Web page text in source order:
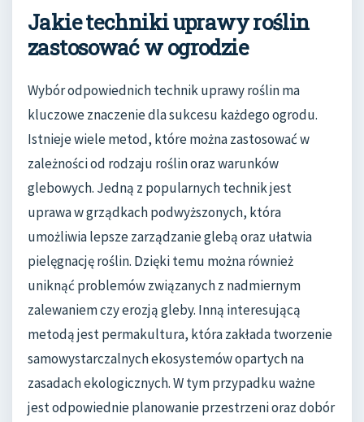
Jakie techniki uprawy roślin
zastosować w ogrodzie
Wybór odpowiednich technik uprawy roślin ma
kluczowe znaczenie dla sukcesu każdego ogrodu.
Istnieje wiele metod, które można zastosować w
zależności od rodzaju roślin oraz warunków
glebowych. Jedną z popularnych technik jest
uprawa w grządkach podwyższonych, która
umożliwia lepsze zarządzanie glebą oraz ułatwia
pielęgnację roślin. Dzięki temu można również
uniknąć problemów związanych z nadmiernym
zalewaniem czy erozją gleby. Inną interesującą
metodą jest permakultura, która zakłada tworzenie
samowystarczalnych ekosystemów opartych na
zasadach ekologicznych. W tym przypadku ważne
jest odpowiednie planowanie przestrzeni oraz dobór